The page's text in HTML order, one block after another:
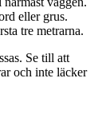
eller grus.
tre metrarna.
Se till att
och inte läcker